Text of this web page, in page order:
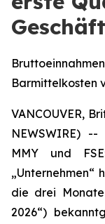
Barmittelkosten
VANCOUVER,
NEWSWIRE)
MMY und
„Unternehmen“
die drei
2026“)